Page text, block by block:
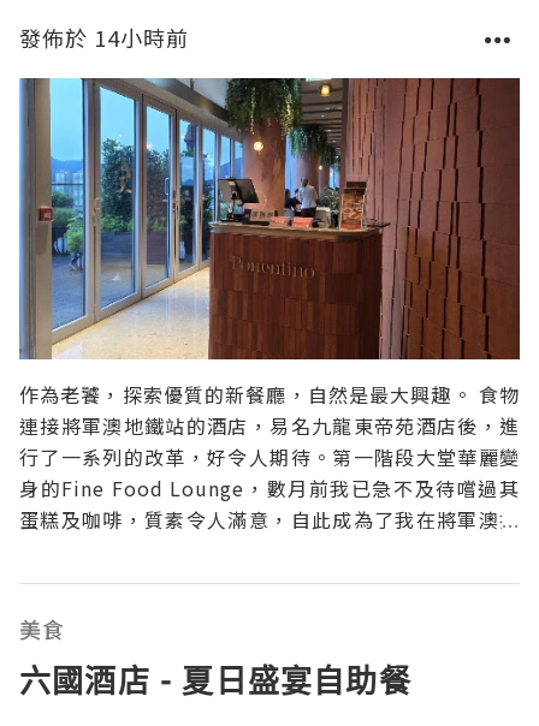
發佈於 14小時前
作為老饕，探索優質的新餐廳，自然是最大興趣。 食物
連接將軍澳地鐵站的酒店，易名九龍東帝苑酒店後，進
行了一系列的改革，好令人期待。第一階段大堂華麗變
身的Fine Food Lounge，數月前我已急不及待嚐過其
蛋糕及咖啡，質素令人滿意，自此成為了我在將軍澳打
Ponentino，環境比以前光猛很多，貴賓房亦滿有特
色，最喜歡是有獨立洗手間。餐廳保留了自助餐
美食
六國酒店 - 夏日盛宴自助餐